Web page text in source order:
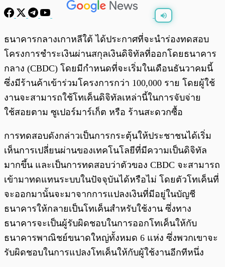
0:00
ธนาคารกลางเกาหลีใต้ ได้ประกาศที่จะนำร่องทดสอบ
โครงการชำระเงินผ่านสกุลเงินดิจิทัลที่ออกโดยธนาคาร
กลาง (CBDC) โดยมีกำหนดที่จะเริ่มในเดือนธันวาคมนี้
ซึ่งมีร้านค้าเข้าร่วมโครงการกว่า 100,000 ราย โดยผู้ใช้
งานจะสามารถใช้โทเค็นดิจิทัลเหล่านี้ในการจับจ่าย
ใช้สอยตาม ซูเปอร์มาร์เก็ต หรือ ร้านสะดวกซื้อ
การทดสอบดังกล่าวเป็นการกระตุ้นให้ประชาชนได้เริ่ม
เห็นการเปลี่ยนผ่านของเทคโนโลยีที่มีความเป็นดิจิทัล
มากขึ้น และเป็นการทดสอบว่าตัวของ CBDC จะสามารถ
เข้ามาทดแทนระบบในปัจจุบันได้หรือไม่ โดยตัวโทเค็นที่
จะออกมานั้นจะมาจากการแปลงเงินที่มีอยู่ในบัญชี
ธนาคารให้กลายเป็นโทเค็นสำหรับใช้งาน ซึ่งทาง
ธนาคารจะเป็นผู้รับผิดชอบในการออกโทเค็นให้กับ
ธนาคารพาณิชย์ขนาดใหญ่ทั้งหมด 6 แห่ง ซึ่งพวกเขาจะ
รับผิดชอบในการแปลงโทเค็นให้กับผู้ใช้งานอีกทีหนึ่ง